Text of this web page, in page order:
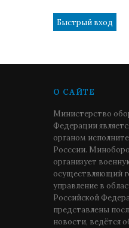
О САЙТЕ
Министерство
Федерации
органом
Росссии.
организует
осуществляющий
управление в
Российской
представлены
новости, ведётся